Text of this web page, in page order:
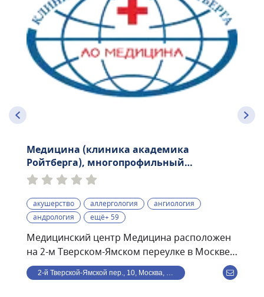
Медицина (клиника академика
Ройтберга), многопрофильный
медицинский центр
акушерство аллергология
ангиология
андрология
ещё+ 59
Медицинский центр Медицина расположен
на 2-м Тверском-Ямском переулке в Москве.
Раньше носил название имени академика
Ройтберга. Находится в шаговой
2-й Тверской-Ямской пер., 10, Москва, Россия